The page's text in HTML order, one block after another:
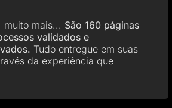
muito mais... São 160 páginas
validados e
Tudo entregue em suas
da experiência que